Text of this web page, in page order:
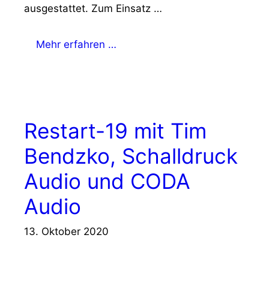
ausgestattet. Zum Einsatz …
Mehr erfahren …
Restart-19 mit Tim
Bendzko, Schalldruck
Audio und CODA
Audio
13. Oktober 2020